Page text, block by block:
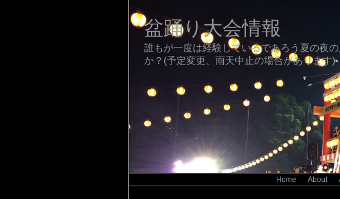
盆踊り大会情報
誰もが一度は経験しているであろう夏の夜
か？(予定変更、雨天中止の場合があります)
Home About